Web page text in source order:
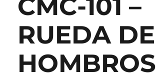
RUEDA DE
HOMBROS